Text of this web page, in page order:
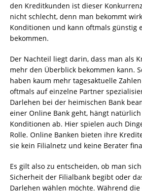
den Kreditkunden ist dieser
nicht schlecht, denn man bekommt
Konditionen und kann oftmals günstig
bekommen.
Der Nachteil liegt darin, dass man als
mehr den Überblick bekommen kann.
haben kaum mehr tagesaktuelle
oftmals auf einzelne Partner
Darlehen bei der heimischen Bank
einer Online Bank geht, hängt
Konditionen ab. Hier spielen auch
Rolle. Online Banken bieten ihre
sie kein Filialnetz und keine Berater
Es gilt also zu entscheiden, ob man
Sicherheit der Filialbank begibt oder
Darlehen wählen möchte. Während die